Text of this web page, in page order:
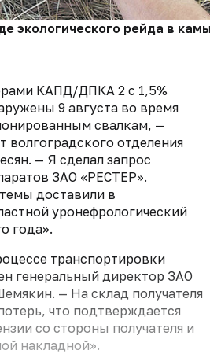
экологического рейда в
КАПД/ДПКА 2 с 1,5%
9 августа во время
свалкам, —
волгоградского отделения
— Я сделал запрос
ЗАО «РЕСТЕР».
доставили в
уронефрологический
года».
транспортировки
генеральный директор ЗАО
— На склад получателя
что подтверждается
со стороны получателя и
накладной».